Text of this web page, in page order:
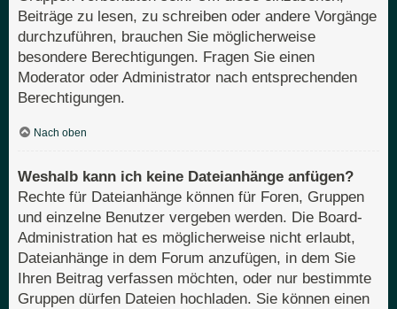
Beiträge zu lesen, zu schreiben oder andere Vorgänge
durchzuführen, brauchen Sie möglicherweise
besondere Berechtigungen. Fragen Sie einen
Moderator oder Administrator nach entsprechenden
Berechtigungen.
Nach oben
Weshalb kann ich keine Dateianhänge anfügen?
Rechte für Dateianhänge können für Foren, Gruppen
und einzelne Benutzer vergeben werden. Die Board-
Administration hat es möglicherweise nicht erlaubt,
Dateianhänge in dem Forum anzufügen, in dem Sie
Ihren Beitrag verfassen möchten, oder nur bestimmte
Gruppen dürfen Dateien hochladen. Sie können einen